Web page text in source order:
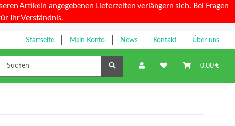
Artikeln angegebenen Lieferzeiten verlängern sich. Bei Fragen
Ihr Verständnis.
Startseite Mein Konto News Kontakt Über uns
0,00 €
Toner